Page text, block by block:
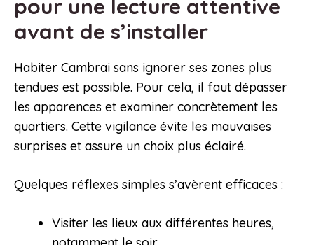
pour une lecture attentive
avant de s’installer
Habiter Cambrai sans ignorer ses zones plus
tendues est possible. Pour cela, il faut dépasser
les apparences et examiner concrètement les
quartiers. Cette vigilance évite les mauvaises
surprises et assure un choix plus éclairé.
Quelques réflexes simples s’avèrent efficaces :
Visiter les lieux aux différentes heures,